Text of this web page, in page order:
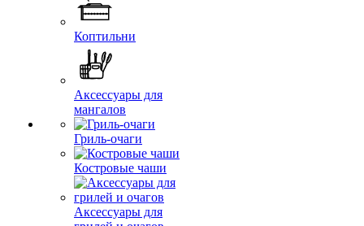
Коптильни
Аксессуары для
мангалов
Гриль-очаги
Костровые чаши
Аксессуары для